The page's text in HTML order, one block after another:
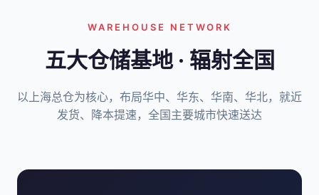
WAREHOUSE NETWORK
五大仓储基地 · 辐射全国
以上海总仓为核心，布局华中、华东、华南、华北，就近
发货、降本提速，全国主要城市快速送达